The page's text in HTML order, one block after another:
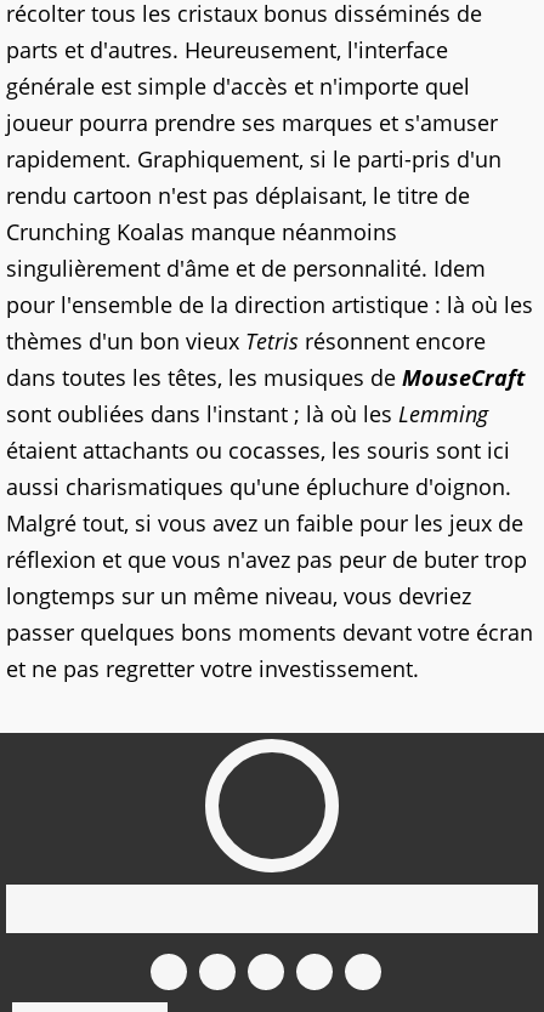
récolter tous les cristaux bonus disséminés de
parts et d'autres. Heureusement, l'interface
générale est simple d'accès et n'importe quel
joueur pourra prendre ses marques et s'amuser
rapidement. Graphiquement, si le parti-pris d'un
rendu cartoon n'est pas déplaisant, le titre de
Crunching Koalas manque néanmoins
singulièrement d'âme et de personnalité. Idem
pour l'ensemble de la direction artistique : là où les
thèmes d'un bon vieux Tetris résonnent encore
dans toutes les têtes, les musiques de MouseCraft
sont oubliées dans l'instant ; là où les Lemming
étaient attachants ou cocasses, les souris sont ici
aussi charismatiques qu'une épluchure d'oignon.
Malgré tout, si vous avez un faible pour les jeux de
réflexion et que vous n'avez pas peur de buter trop
longtemps sur un même niveau, vous devriez
passer quelques bons moments devant votre écran
et ne pas regretter votre investissement.